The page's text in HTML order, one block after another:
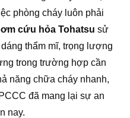
phòng cháy luôn phải
cứu hỏa Tohatsu sử
thẩm mĩ, trọng lượng
trong trường hợp cần
năng chữa cháy nhanh,
đã mang lại sự an
nay.